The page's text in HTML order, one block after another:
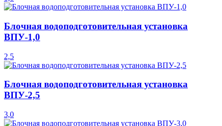
Блочная водоподготовительная установка
ВПУ-1,0
2,5
Блочная водоподготовительная установка
ВПУ-2,5
3,0